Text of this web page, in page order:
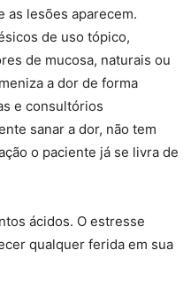
as lesões aparecem.
de uso tópico,
de mucosa, naturais ou
a dor de forma
e consultórios
sanar a dor, não tem
o paciente já se livra de
ácidos. O estresse
qualquer ferida em sua